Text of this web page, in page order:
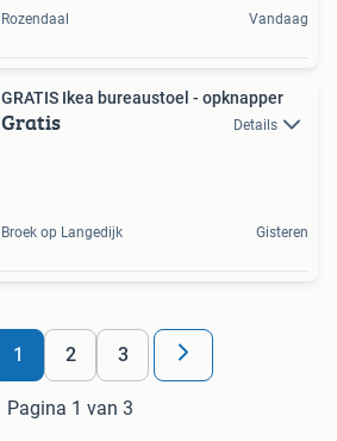
Rozendaal Vandaag
GRATIS Ikea bureaustoel - opknapper
Gratis Details
Broek op Langedijk Gisteren
1 2 3
Pagina 1 van 3